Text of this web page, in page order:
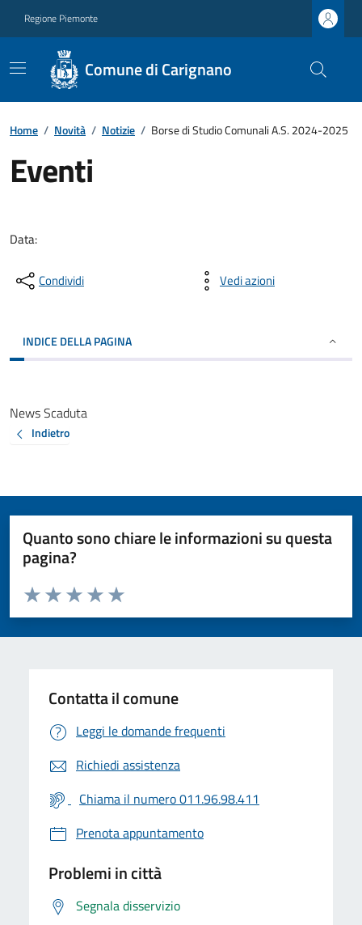
Regione Piemonte
Comune di Carignano
Home / Novità / Notizie / Borse di Studio Comunali A.S. 2024-2025
Eventi
Data:
Condividi Vedi azioni
INDICE DELLA PAGINA
News Scaduta
Indietro
Quanto sono chiare le informazioni su questa
pagina?
Valuta da 1 a 5 stelle la pagina
Valuta 5 stelle su 5
Valuta 4 stelle su 5
Valuta 3 stelle su 5
Valuta 2 stelle su 5
Valuta 1 stelle su 5
Contatta il comune
Leggi le domande frequenti
Richiedi assistenza
Chiama il numero 011.96.98.411
Prenota appuntamento
Problemi in città
Segnala disservizio